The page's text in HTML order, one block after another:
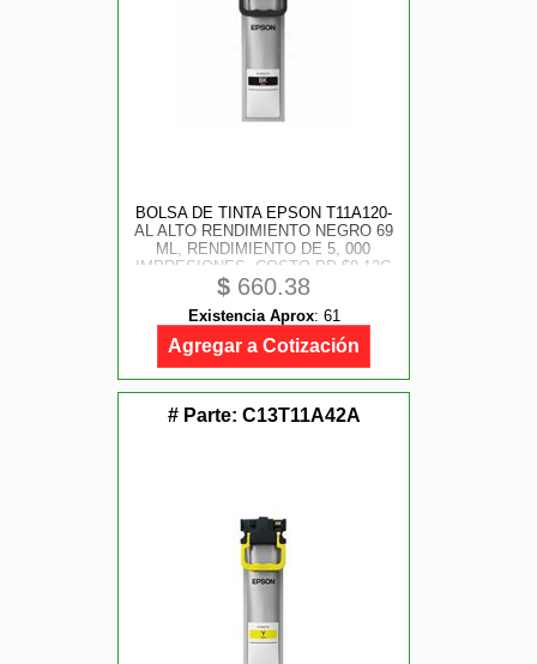
BOLSA DE TINTA EPSON T11A120-
AL ALTO RENDIMIENTO NEGRO 69
ML, RENDIMIENTO DE 5, 000
IMPRESIONES, COSTO PP $0.12C
$ 660.38
Existencia Aprox: 61
Agregar a Cotización
# Parte: C13T11A42A